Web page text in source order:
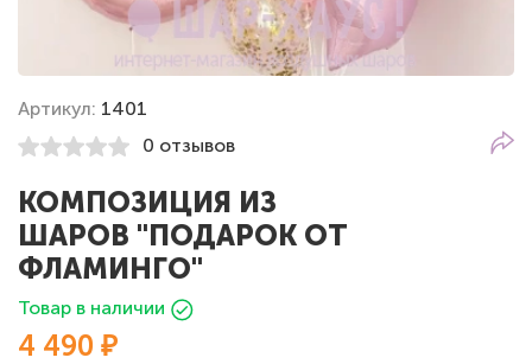
Артикул: 1401
0 отзывов
КОМПОЗИЦИЯ ИЗ
ШАРОВ "ПОДАРОК ОТ
ФЛАМИНГО"
Товар в наличии
4 490 ₽